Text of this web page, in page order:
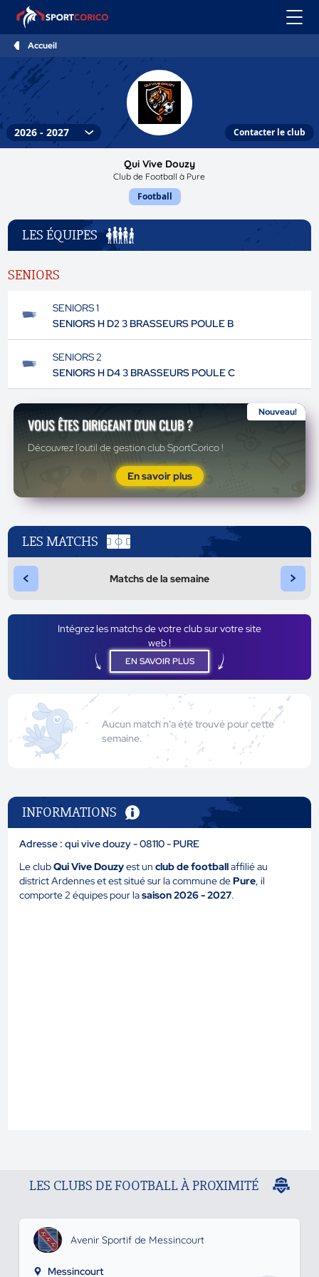
Accueil
Contacter le club
Qui Vive Douzy
Club de Football à Pure
Football
LES ÉQUIPES
SENIORS
SENIORS 1
SENIORS H D2 3 BRASSEURS POULE B
SENIORS 2
SENIORS H D4 3 BRASSEURS POULE C
Nouveau!
VOUS ÊTES DIRIGEANT D'UN CLUB ?
Découvrez l'outil de gestion club SportCorico !
En savoir plus
LES MATCHS
< Matchs de la semaine >
Intégrez les matchs de votre club sur votre site
web !
EN SAVOIR PLUS
Aucun match n'a été trouvé pour cette
semaine.
INFORMATIONS
Adresse : qui vive douzy - 08110 - PURE
Le clubQui Vive Douzyest unclub de footballaffilié au
district Ardennes et est situé sur la commune dePure, il
comporte 2 équipes pour lasaison 2026 - 2027.
LES CLUBS DE FOOTBALL À PROXIMITÉ
Avenir Sportif de Messincourt
Messincourt